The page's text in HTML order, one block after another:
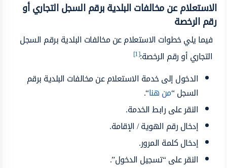
الاستعلام عن مخالفات البلدية برقم السجل التجاري أو
رقم الرخصة
فيما يلي خطوات الاستعلام عن مخالفات البلدية برقم السجل
التجاري أو رقم الرخصة:[1]
الدخول إلى خدمة الاستعلام عن مخالفات البلدية برقم
السجل “من هنا“.
النقر على رابط الخدمة.
إدخال رقم الهوية / الإقامة.
إدخال كلمة المرور.
النقر على “تسجيل الدخول”.